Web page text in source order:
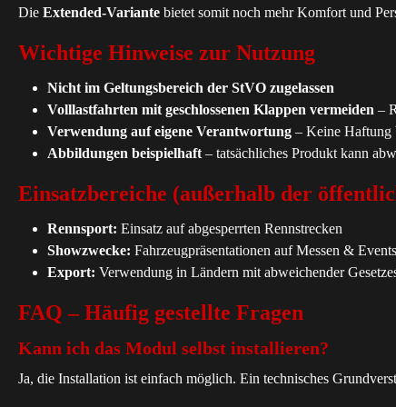
Die Extended-Variante bietet somit noch mehr Komfort und
Wichtige Hinweise zur Nutzung
Nicht im Geltungsbereich der StVO zugelassen
Volllastfahrten mit geschlossenen Klappen vermeiden –
Verwendung auf eigene Verantwortung – Keine Haftung
Abbildungen beispielhaft – tatsächliches Produkt kann
Einsatzbereiche (außerhalb der
Rennsport: Einsatz auf abgesperrten Rennstrecken
Showzwecke: Fahrzeugpräsentationen auf Messen & Events
Export: Verwendung in Ländern mit abweichender
FAQ – Häufig gestellte Fragen
Kann ich das Modul selbst installieren?
Ja, die Installation ist einfach möglich. Ein technisches